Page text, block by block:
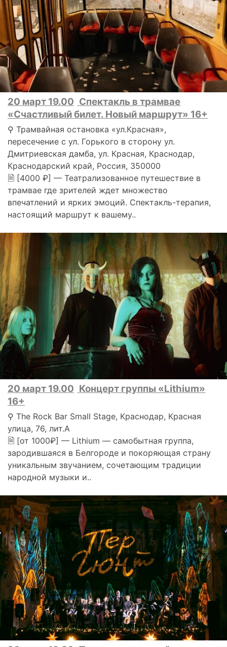
20 март 19.00 Спектакль в трамвае
«Счастливый билет. Новый маршрут» 16+
⚲ Трамвайная остановка «ул.Красная»,
пересечение с ул. Горького в сторону ул.
Дмитриевская дамба, ул. Красная, Краснодар,
Краснодарский край, Россия, 350000
🗎 [4000 ₽] — Театрализованное путешествие в
трамвае где зрителей ждет множество
впечатлений и ярких эмоций. Спектакль-терапия,
настоящий маршрут к вашему..
20 март 19.00 Концерт группы «Lithium»
16+
⚲ The Rock Bar Small Stage, Краснодар, Красная
улица, 76, лит.А
🗎 [от 1000₽] — Lithium — самобытная группа,
зародившаяся в Белгороде и покоряющая страну
уникальным звучанием, сочетающим традиции
народной музыки и..